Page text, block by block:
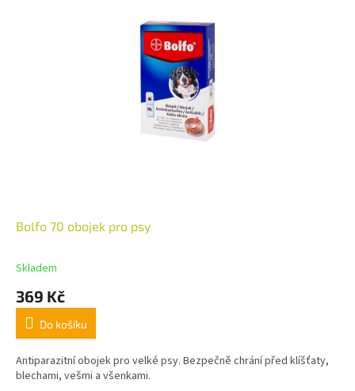
Bolfo 70 obojek pro psy
Skladem
369 Kč
Do košíku
Antiparazitní obojek pro velké psy. Bezpečně chrání před klíšťaty,
blechami, vešmi a všenkami.